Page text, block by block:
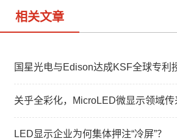
相关文章
国星光电与Edison达成KSF全球专利
关乎全彩化，MicroLED微显示领域
LED显示企业为何集体押注“冷屏”？